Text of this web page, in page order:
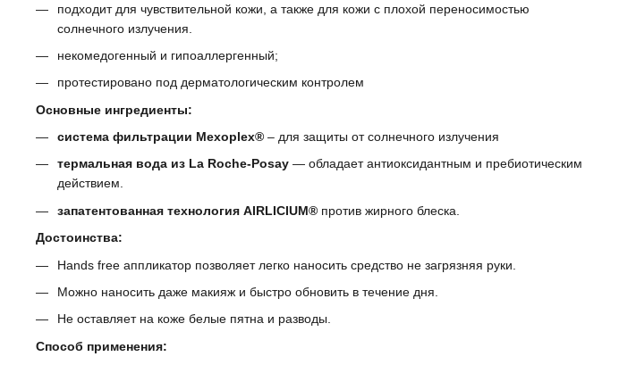
подходит для чувствительной кожи, а также для кожи с плохой переносимостью
солнечного излучения.
некомедогенный и гипоаллергенный;
протестировано под дерматологическим контролем
Основные ингредиенты:
система фильтрации Mexoplex® – для защиты от солнечного излучения
термальная вода из La Roche-Posay — обладает антиоксидантным и пребиотическим
действием.
запатентованная технология AIRLICIUM® против жирного блеска.
Достоинства:
Hands free аппликатор позволяет легко наносить средство не загрязняя руки.
Можно наносить даже макияж и быстро обновить в течение дня.
Не оставляет на коже белые пятна и разводы.
Способ применения: